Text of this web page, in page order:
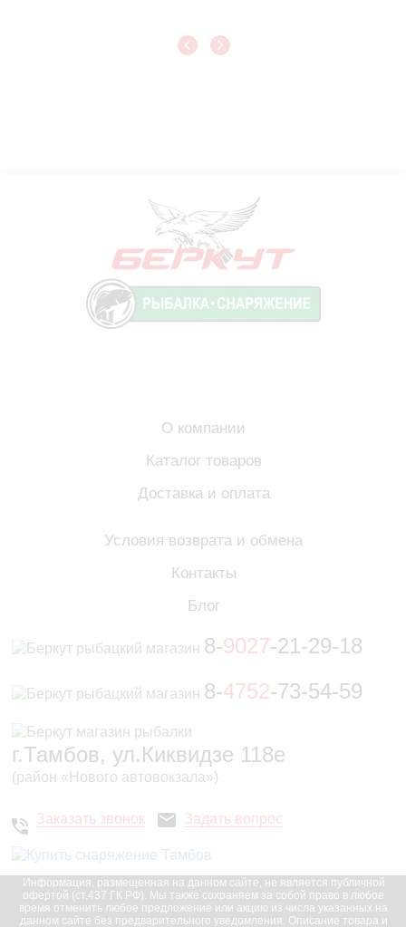
О компании
Каталог товаров
Доставка и оплата
Условия возврата и обмена
Контакты
Блог
8-9027-21-29-18
8-4752-73-54-59
г.Тамбов, ул.Киквидзе 118е
(район «Нового автовокзала»)
Заказать звонок Задать вопрос
Информация, размещенная на данном сайте, не является публичной
офертой (ст.437 ГК РФ). Мы также сохраняем за собой право в любое
время отменить любое предложение или акцию из числа указанных на
данном сайте без предварительного уведомления. Описание товара и